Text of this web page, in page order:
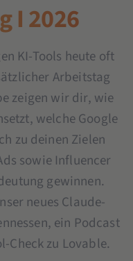
I 2026
KI-Tools heute oft
Arbeitstag
zeigen wir dir, wie
welche Google
zu deinen Zielen
sowie Influencer
gewinnen.
neues Claude-
ein Podcast
Check zu Lovable.